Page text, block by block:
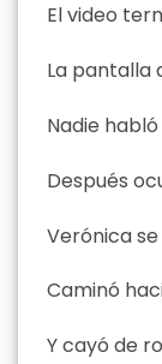
El video
La pantalla
Nadie
Después
Verónica
Caminó
Y cayó de